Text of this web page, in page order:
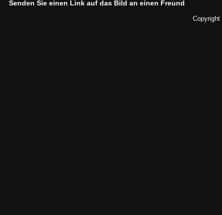
Senden Sie einen Link auf das Bild an einen Freund